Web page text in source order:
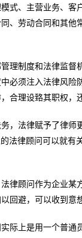
式、主营业务、
、劳动合同和其他
理制度和法律监
必须注入法律风
合理设臵其职权，
，法律赋予了律
法律顾问可以就
律顾问作为企业
回避，可以收到意
际上是用一个普通